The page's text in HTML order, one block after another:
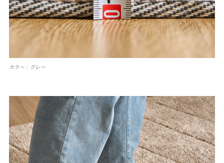
カラー：グレー